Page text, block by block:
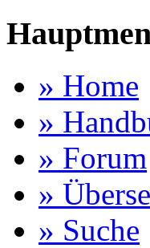
» Home
»
» Forum
»
» Suche